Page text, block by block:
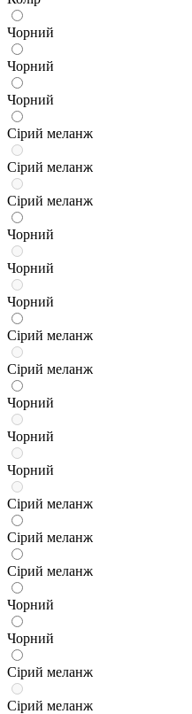
Чорний
Чорний
Чорний
Сірий меланж
Сірий меланж
Сірий меланж
Чорний
Чорний
Чорний
Сірий меланж
Сірий меланж
Чорний
Чорний
Чорний
Сірий меланж
Сірий меланж
Сірий меланж
Чорний
Чорний
Сірий меланж
Сірий меланж